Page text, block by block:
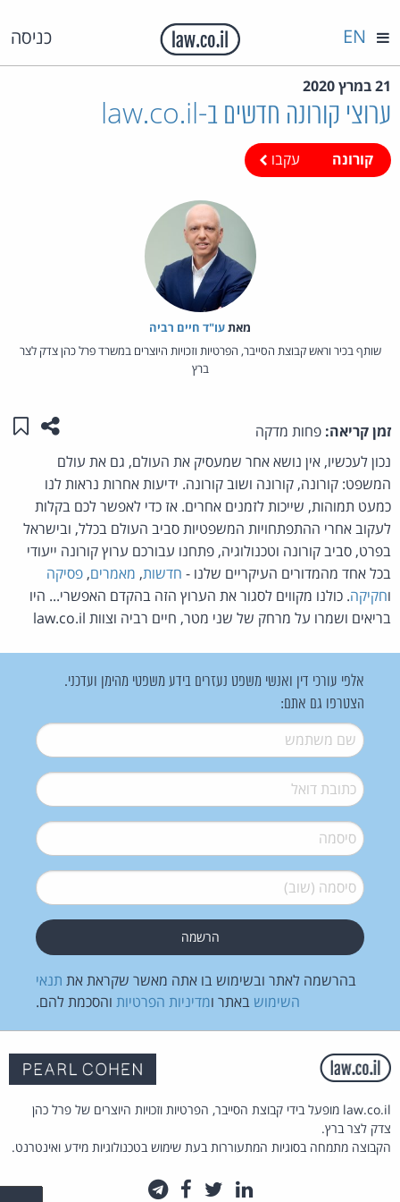
כניסה EN
21 במרץ 2020
ערוצי קורונה חדשים ב-law.co.il
קורונה עקבו
מאת‏עו"ד חיים רביה
שותף בכיר וראש קבוצת הסייבר, הפרטיות וזכויות היוצרים במשרד פרל כהן צדק לצר
ברץ
זמן קריאה: פחות מדקה שתפו
נכון לעכשיו, אין נושא אחר שמעסיק את העולם, גם את עולם
המשפט: קורונה, קורונה ושוב קורונה. ידיעות אחרות נראות לנו
כמעט תמוהות, שייכות לזמנים אחרים. אז כדי לאפשר לכם בקלות
לעקוב אחרי ההתפתחויות המשפטיות סביב העולם בכלל, ובישראל
בפרט, סביב קורונה וטכנולוגיה, פתחנו עבורכם ערוץ קורונה ייעודי
בכל אחד מהמדורים העיקריים שלנו - חדשות, מאמרים, פסיקה
וחקיקה. כולנו מקווים לסגור את הערוץ הזה בהקדם האפשרי... היו
בריאים ושמרו על מרחק של שני מטר, חיים רביה וצוות law.co.il
אלפי עורכי דין ואנשי משפט נעזרים בידע משפטי מהימן ועדכני.
הצטרפו גם אתם:
שם משתמש*
דואל*
סיסמה*
סיסמה (שוב)*
בהרשמה לאתר ובשימוש בו אתה מאשר שקראת את תנאי
השימוש באתר ומדיניות הפרטיות והסכמת להם.
law.co.il מופעל בידי קבוצת הסייבר, הפרטיות וזכויות היוצרים של פרל כהן
צדק לצר ברץ.
הקבוצה מתמחה בסוגיות המתעוררות בעת שימוש בטכנולוגיות מידע ואינטרנט.
לינקדאין
טוויטרפייסבוק